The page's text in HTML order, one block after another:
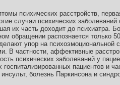
психических расстройств,
случаи психических
их часть доходит до психиатра.
обращении распознается только
упор на психоэмоциональной
В частности, аффективные
психических заболеваний у
пациентов и
инсульт, болезнь Паркинсона и